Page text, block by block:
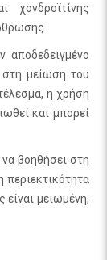
χονδροϊτίνης
αποδεδειγμένο
στη μείωση του
η χρήση
και μπορεί
βοηθήσει στη
μειωμένη,